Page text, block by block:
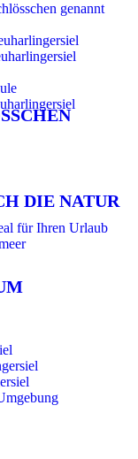
genannt
DIE NATUR
für Ihren Urlaub